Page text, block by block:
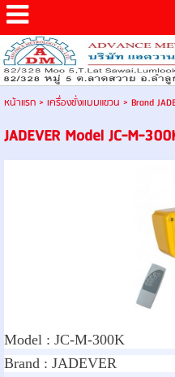
หน้าแรก> เครื่องชั่งเเบบแขวน > Brand
JADEVER Model JC-M-
Model : JC-M-300K
Brand : JADEVER